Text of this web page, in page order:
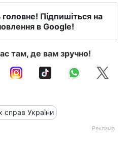
Підпишіться на
в Google!
там, де вам зручно!
справ України